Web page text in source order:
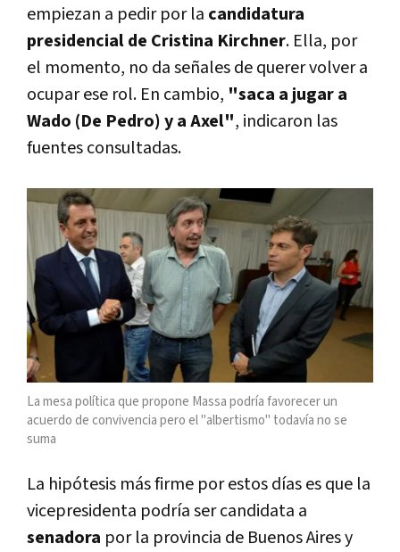
empiezan a pedir por la candidatura
presidencial de Cristina Kirchner. Ella, por
el momento, no da señales de querer volver a
ocupar ese rol. En cambio, "saca a jugar a
Wado (De Pedro) y a Axel", indicaron las
fuentes consultadas.
La mesa política que propone Massa podría favorecer un
acuerdo de convivencia pero el "albertismo" todavía no se
suma
La hipótesis más firme por estos días es que la
vicepresidenta podría ser candidata a
senadora por la provincia de Buenos Aires y